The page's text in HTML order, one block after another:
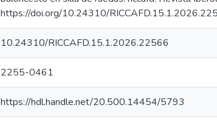
https://doi.org/10.24310/
10.24310/RICCAFD.15.1.2026.22566
2255-0461
https://hdl.handle.net/20.500.14454/5793